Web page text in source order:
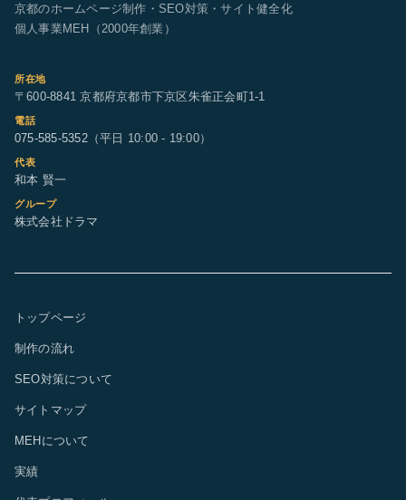
京都のホームページ制作・SEO対策・サイト健全化
個人事業MEH（2000年創業）
所在地
〒600-8841 京都府京都市下京区朱雀正会町1-1
電話
075-585-5352（平日 10:00 - 19:00）
代表
和本 賢一
グループ
株式会社ドラマ
トップページ
制作の流れ
SEO対策について
サイトマップ
MEHについて
実績